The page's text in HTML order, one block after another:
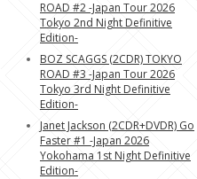
ROAD #2 -Japan Tour 2026
Tokyo 2nd Night Definitive
Edition-
BOZ SCAGGS (2CDR) TOKYO
ROAD #3 -Japan Tour 2026
Tokyo 3rd Night Definitive
Edition-
Janet Jackson (2CDR+DVDR) Go
Faster #1 -Japan 2026
Yokohama 1st Night Definitive
Edition-